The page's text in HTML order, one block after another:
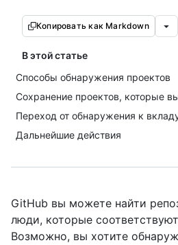
Копировать как Markdown
В этой статье
Способы обнаружения проектов
Сохранение проектов, которые
Переход от обнаружения к
Дальнейшие действия
GitHub вы можете найти
люди, которые
Возможно, вы хотите